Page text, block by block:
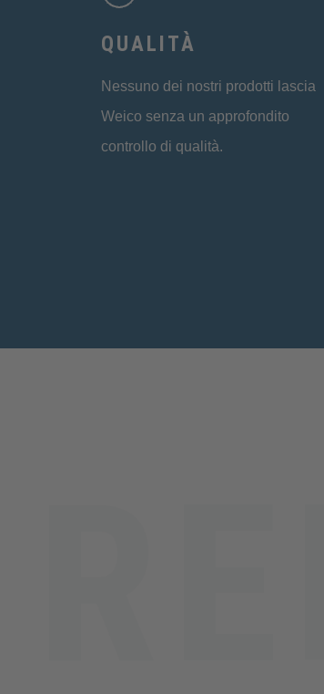
QUALITÀ
Nessuno dei nostri prodotti lascia
Weico senza un approfondito
controllo di qualità.